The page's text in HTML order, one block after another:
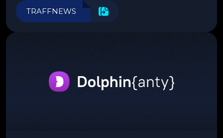
программирования.
TRAFFNEWS